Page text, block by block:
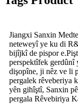
Jiangxi Sanxin
neteweyî ye ku di
bijîjkî de pispor
perspektîfek gerdûnî
dişopîne, ji nêz ve li
pergalek rêveberiya
yên gihîştî, Sanxin
pergala Rêvebiriya